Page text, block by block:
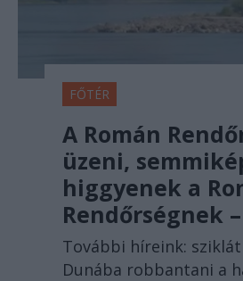
FŐTÉR
A Román
üzeni,
higgyenek a
Rendőrségnek
További híreink:
Dunába robbantani a